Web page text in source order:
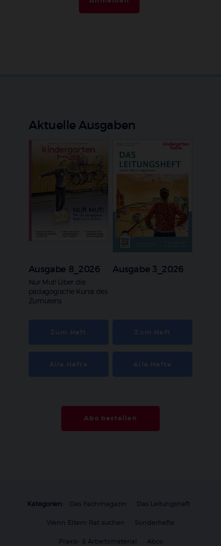
Aktuelle Ausgaben
Ausgabe 8_2026
:
Nur Mut! Über die
pädagogische Kunst des
Zumutens
Ausgabe 3_2026
Abo bestellen
Kategorien: Das Fachmagazin Das Leitungsheft
Wenn Eltern Rat suchen Sonderhefte
Praxis- & Arbeitsmaterial Abos